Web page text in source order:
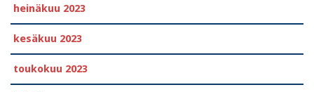
heinäkuu 2023
kesäkuu 2023
toukokuu 2023